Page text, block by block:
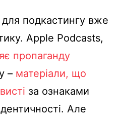
подкастингу вже
Apple Podcasts,
пропаганду
– матеріали, що
за ознаками
Але